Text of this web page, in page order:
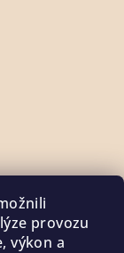
provozu
výkon a